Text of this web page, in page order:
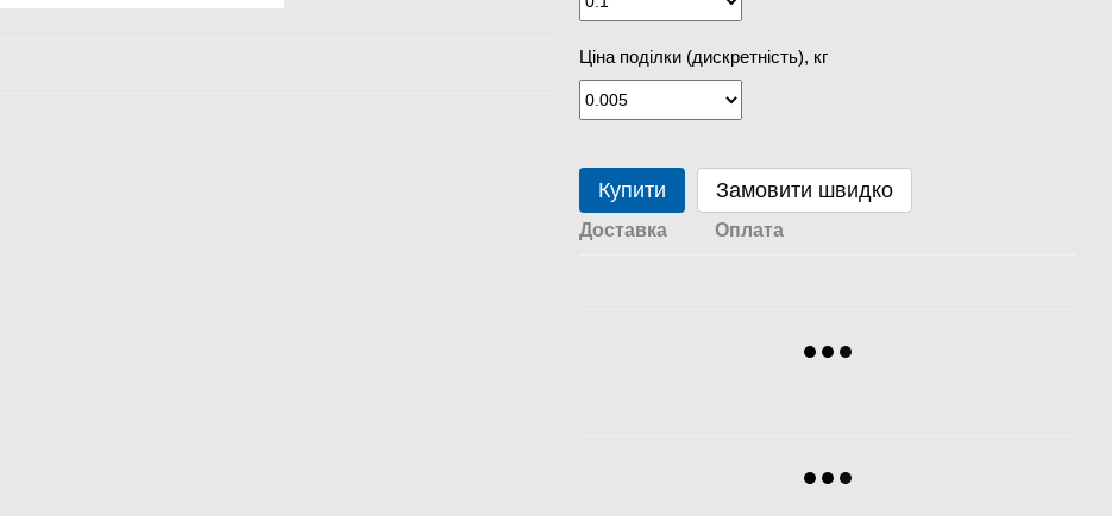
Ціна поділки (дискретність), кг
Купити Замовити швидко
Доставка Оплата